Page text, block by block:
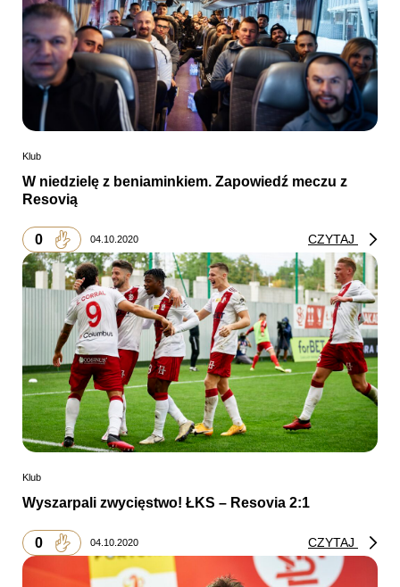
Klub
W niedzielę z beniaminkiem. Zapowiedź meczu z
Resovią
0 04.10.2020 CZYTAJ
Klub
Wyszarpali zwycięstwo! ŁKS – Resovia 2:1
0 04.10.2020 CZYTAJ